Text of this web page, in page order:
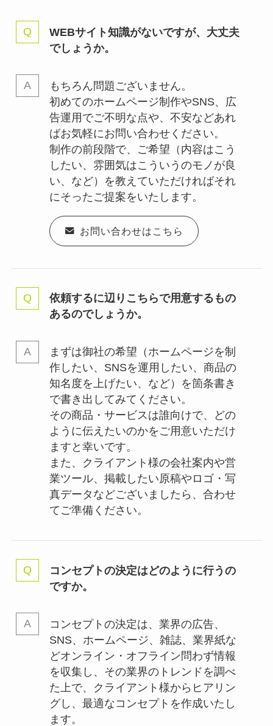
WEBサイト知識がないですが、大丈夫
でしょうか。
もちろん問題ございません。
初めてのホームページ制作やSNS、広
告運用でご不明な点や、不安などあれ
ばお気軽にお問い合わせください。
制作の前段階で、ご希望（内容はこう
したい、雰囲気はこういうのモノが良
い、など）を教えていただければそれ
にそったご提案をいたします。
お問い合わせはこちら
依頼するに辺りこちらで用意するもの
あるのでしょうか。
まずは御社の希望（ホームページを制
作したい、SNSを運用したい、商品の
知名度を上げたい、など）を箇条書き
で書き出してみてください。
その商品・サービスは誰向けで、どの
ように伝えたいのかをご用意いただけ
ますと幸いです。
また、クライアント様の会社案内や営
業ツール、掲載したい原稿やロゴ・写
真データなどございましたら、合わせ
てご準備ください。
コンセプトの決定はどのように行うの
ですか。
コンセプトの決定は、業界の広告、
SNS、ホームページ、雑誌、業界紙な
どオンライン・オフライン問わず情報
を収集し、その業界のトレンドを調べ
た上で、クライアント様からヒアリン
グし、最適なコンセプトを作成いたし
ます。